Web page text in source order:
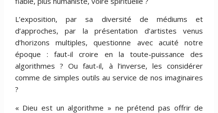
L’exposition, par sa diversité de médiums et
d’approches, par la présentation d’artistes venus
d’horizons multiples, questionne avec acuité notre
époque : faut-il croire en la toute-puissance des
algorithmes ? Ou faut-il, à l’inverse, les considérer
comme de simples outils au service de nos imaginaires
?
« Dieu est un algorithme » ne prétend pas offrir de